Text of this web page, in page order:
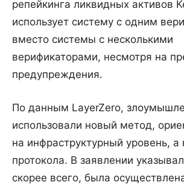
репейкинга ликвидных активов
использует систему с одним
вместо системы с несколькими
верификаторами, несмотря на
предупреждения.
По данным LayerZero,
использовали новый метод,
на инфраструктурный уровень, а
протокола. В заявлении
скорее всего, была